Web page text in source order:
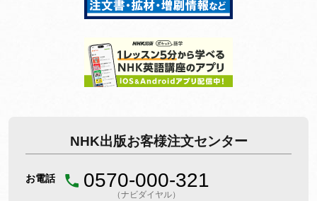
NHK出版お客様注文センター
お電話 0570-000-321
（ナビダイヤル）